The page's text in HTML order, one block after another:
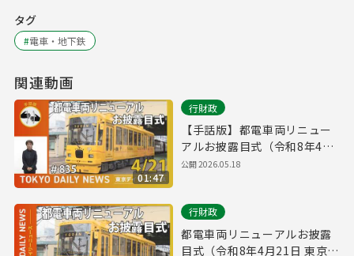
タグ
#電車・地下鉄
関連動画
01:47
行財政
【手話版】都電車両リニュー
アルお披露目式（令和8年4月
21日 東京デイリーニュース
公開2026.05.18
行財政
都電車両リニューアルお披露
目式（令和8年4月21日 東京デ